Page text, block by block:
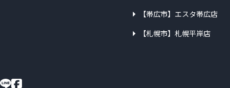
【帯広市】エスタ帯広店
【札幌市】札幌平岸店